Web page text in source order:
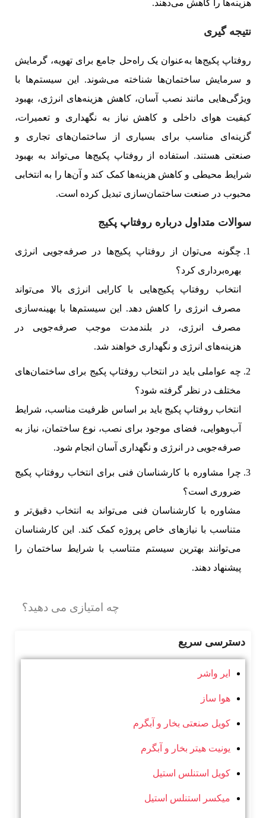
هزینه‌ها را کاهش می‌دهند.
نتیجه گیری
روفتاپ پکیج‌ها به‌عنوان یک راه‌حل جامع برای تهویه، گرمایش
و سرمایش ساختمان‌ها شناخته می‌شوند. این سیستم‌ها با
ویژگی‌هایی مانند نصب آسان، کاهش هزینه‌های انرژی، بهبود
کیفیت هوای داخلی و کاهش نیاز به نگهداری و تعمیرات،
گزینه‌ای مناسب برای بسیاری از ساختمان‌های تجاری و
صنعتی هستند. استفاده از روفتاپ پکیج‌ها می‌تواند به بهبود
شرایط محیطی و کاهش هزینه‌ها کمک کند و آن‌ها را به انتخابی
محبوب در صنعت ساختمان‌سازی تبدیل کرده است.
سوالات متداول درباره روفتاپ پکیج
چگونه می‌توان از روفتاپ پکیج‌ها در صرفه‌جویی انرژی
بهره‌برداری کرد؟
انتخاب روفتاپ پکیج‌هایی با کارایی انرژی بالا می‌تواند
مصرف انرژی را کاهش دهد. این سیستم‌ها با بهینه‌سازی
مصرف انرژی، در بلندمدت موجب صرفه‌جویی در
هزینه‌های انرژی و نگهداری خواهند شد.
چه عواملی باید در انتخاب روفتاپ پکیج برای ساختمان‌های
مختلف در نظر گرفته شود؟
انتخاب روفتاپ پکیج باید بر اساس ظرفیت مناسب، شرایط
آب‌وهوایی، فضای موجود برای نصب، نوع ساختمان، نیاز به
صرفه‌جویی در انرژی و نگهداری آسان انجام شود.
چرا مشاوره با کارشناسان فنی برای انتخاب روفتاپ پکیج
ضروری است؟
مشاوره با کارشناسان فنی می‌تواند به انتخاب دقیق‌تر و
متناسب با نیازهای خاص پروژه کمک کند. این کارشناسان
می‌توانند بهترین سیستم متناسب با شرایط ساختمان را
پیشنهاد دهند.
چه امتیازی می دهید؟
دسترسی سریع
ایر واشر
هوا ساز
کویل صنعتی بخار و آبگرم
یونیت هیتر بخار و آبگرم
کویل استنلس استیل
میکسر استنلس استیل